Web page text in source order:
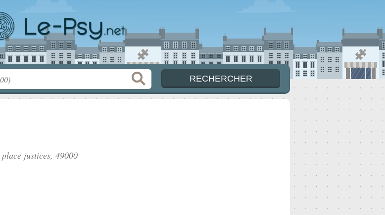
place justices, 49000